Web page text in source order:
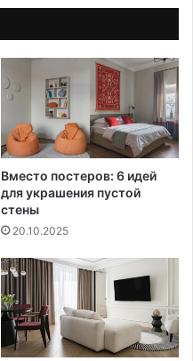
Вместо постеров: 6 идей
для украшения пустой
стены
20.10.2025